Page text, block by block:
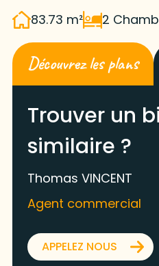
83.73 m²
2
Découvrez les plans
Trouver un
similaire ?
Thomas VINCENT
Agent commercial
APPELEZ NOUS